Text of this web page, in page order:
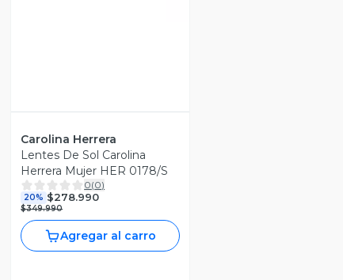
Carolina Herrera
Lentes De Sol Carolina
Herrera Mujer HER 0178/S
0(0)
20% $278.990
$349.990
Agregar al carro